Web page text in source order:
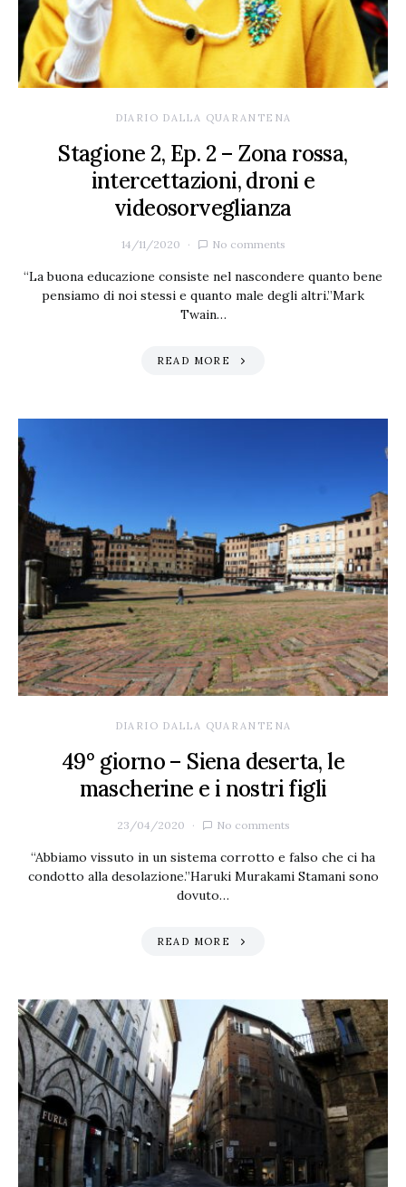
DIARIO DALLA QUARANTENA
Stagione 2, Ep. 2 – Zona rossa,
intercettazioni, droni e
videosorveglianza
14/11/2020 No comments
“La buona educazione consiste nel nascondere quanto bene
pensiamo di noi stessi e quanto male degli altri.”Mark
Twain…
READ MORE
DIARIO DALLA QUARANTENA
49° giorno – Siena deserta, le
mascherine e i nostri figli
23/04/2020 No comments
“Abbiamo vissuto in un sistema corrotto e falso che ci ha
condotto alla desolazione.”Haruki Murakami Stamani sono
dovuto…
READ MORE